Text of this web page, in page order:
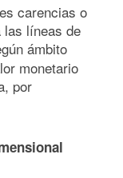
carencias o
las líneas de
ámbito
monetario
por